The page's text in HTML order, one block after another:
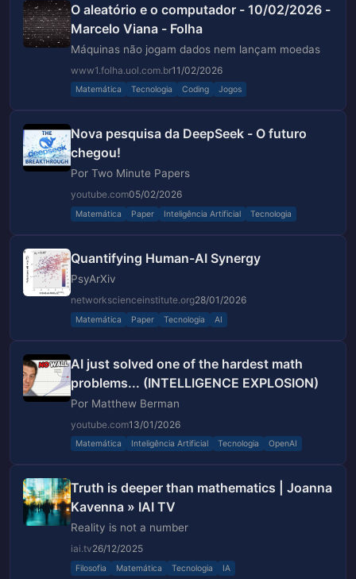
O aleatório e o computador - 10/02/2026 -
Marcelo Viana - Folha
Máquinas não jogam dados nem lançam moedas
www1.folha.uol.com.br11/02/2026
Matemática Tecnologia Coding Jogos
Nova pesquisa da DeepSeek - O futuro
chegou!
Por Two Minute Papers
youtube.com05/02/2026
Matemática Paper Inteligência Artificial Tecnologia
Quantifying Human-AI Synergy
PsyArXiv
networkscienceinstitute.org28/01/2026
Matemática Paper Tecnologia AI
AI just solved one of the hardest math
problems... (INTELLIGENCE EXPLOSION)
Por Matthew Berman
youtube.com13/01/2026
Matemática Inteligência Artificial Tecnologia OpenAI
Truth is deeper than mathematics | Joanna
Kavenna » IAI TV
Reality is not a number
iai.tv26/12/2025
Filosofia Matemática Tecnologia IA